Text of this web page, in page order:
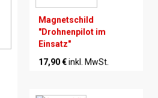
Magnetschild
"Drohnenpilot im
Einsatz"
17,90 €inkl. MwSt.